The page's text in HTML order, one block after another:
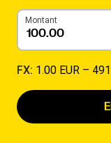
Montant
FX: 1.00 EUR –